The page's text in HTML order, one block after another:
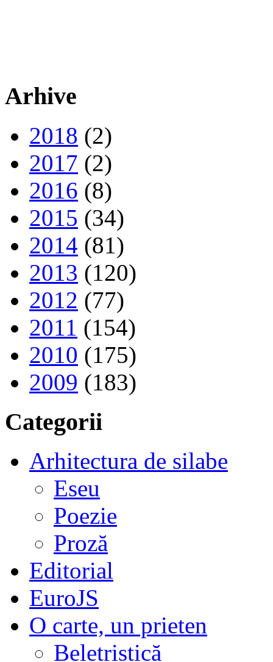
Arhive
2018 (2)
2017 (2)
2016 (8)
2015 (34)
2014 (81)
2013 (120)
2012 (77)
2011 (154)
2010 (175)
2009 (183)
Categorii
Arhitectura de silabe
Eseu
Poezie
Proză
Editorial
EuroJS
O carte, un prieten
Beletristică